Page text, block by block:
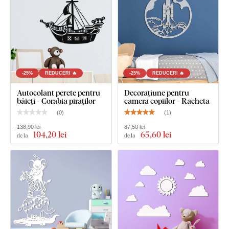
-25% REDUCERI 🔥
Autocolant perete pentru
băieți - Corabia piraților
(0)
de la 104,20 lei
138,90 lei
-25% REDUCERI 🔥
Decorațiune pentru
camera copiilor - Racheta
(1 )
de la 65,60 lei
87,50 lei